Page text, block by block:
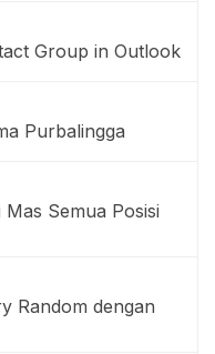
Group in Outlook
Purbalingga
Mas Semua Posisi
Random dengan